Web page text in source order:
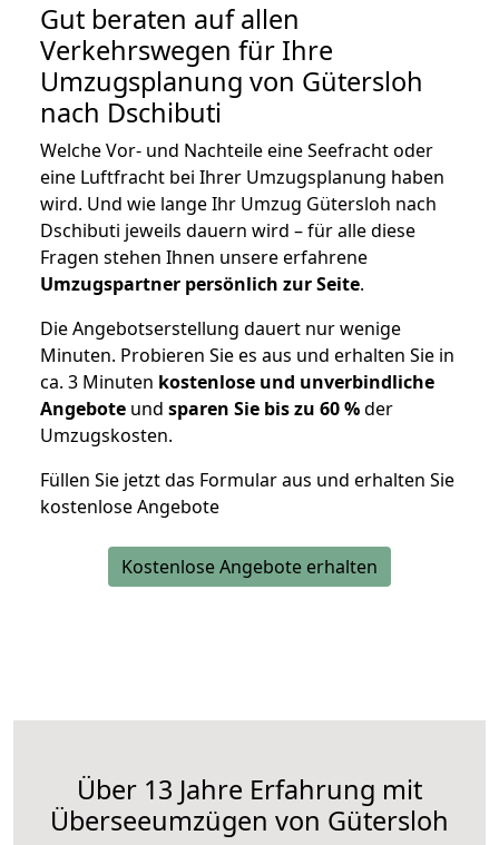
Gut beraten auf allen
Verkehrswegen für Ihre
Umzugsplanung von Gütersloh
nach Dschibuti
Welche Vor- und Nachteile eine Seefracht oder
eine Luftfracht bei Ihrer Umzugsplanung haben
wird. Und wie lange Ihr Umzug Gütersloh nach
Dschibuti jeweils dauern wird – für alle diese
Fragen stehen Ihnen unsere erfahrene
Umzugspartner persönlich zur Seite.
Die Angebotserstellung dauert nur wenige
Minuten. Probieren Sie es aus und erhalten Sie in
ca. 3 Minuten kostenlose und unverbindliche
Angebote und sparen Sie bis zu 60 %der
Umzugskosten.
Füllen Sie jetzt das Formular aus und erhalten Sie
kostenlose Angebote
Kostenlose Angebote erhalten
Über 13 Jahre Erfahrung mit
Überseeumzügen von Gütersloh